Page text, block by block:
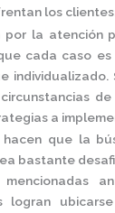
los
por la atención
cada caso es
individualizado.
a
que la
bastante
logran